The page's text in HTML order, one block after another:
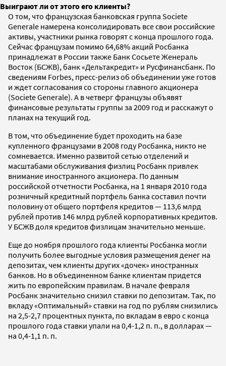
Выиграют ли от этого его клиенты?
О том, что французская банковская группа Societe
Generale намерена консолидировать все свои российские
активы, участники рынка говорят с конца прошлого года.
Сейчас французам помимо 64,68% акций Росбанка
принадлежат в России также Банк Сосьете Женераль
Восток (БСЖВ), банк «Дельтакредит» и Русфинансбанк. По
сведениям Forbes, пресс-релиз об объединении уже готов
и ждет согласования со стороны главного акционера
(Societe Generale). А в четверг французы объявят
финансовые результаты группы за 2009 год и расскажут о
планах на текущий год.
В том, что объединение будет проходить на базе
купленного французами в 2008 году Росбанка, никто не
сомневается. Именно развитой сетью отделений и
масштабами обслуживания физлиц Росбанк привлек
внимание иностранного акционера. По данным
российской отчетности Росбанка, на 1 января 2010 года
розничный кредитный портфель банка составил почти
половину от общего портфеля кредитов — 113,6 млрд
рублей против 146 млрд рублей корпоративных кредитов.
У БСЖВ доля кредитов физлицам значительно меньше.
Еще до ноября прошлого года клиенты Росбанка могли
получить более выгодные условия размещения денег на
депозитах, чем клиенты других «дочек» иностранных
банков. Но в объединенном банке клиентам придется
жить по европейским правилам. В начале февраля
Росбанк значительно снизил ставки по депозитам. Так, по
вкладу «Оптимальный» ставки на год по рублям снизились
на 2,5-2,7 процентных пункта, по вкладам в евро с конца
прошлого года ставки упали на 0,4-1,2 п. п., в долларах —
на 0,4-1,1 п. п.